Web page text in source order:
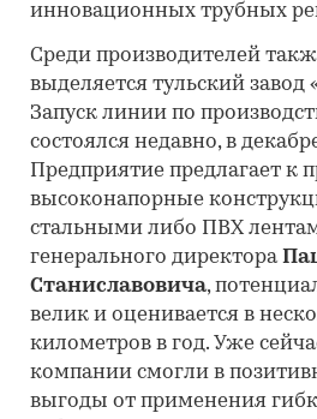
инновационных трубных
Среди производителей
выделяется тульский завод
Запуск линии по
состоялся недавно, в
Предприятие предлагает к
высоконапорные
стальными либо ПВХ
генерального директора
Станиславовича,
велик и оценивается в
километров в год. Уже
компании смогли в
выгоды от применения